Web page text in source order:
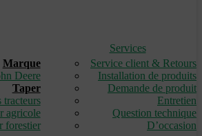
Marque
Deere
Taper
tracteurs
agricole
forestier
Services
Service client & Retours
Installation de produits
Demande de produit
Entretien
Question technique
D’occasion